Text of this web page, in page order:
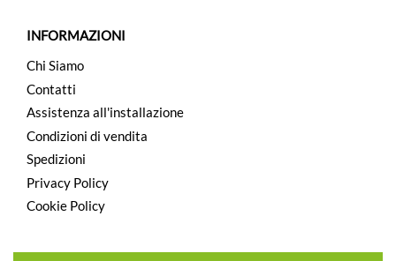
INFORMAZIONI
Chi Siamo
Contatti
Assistenza all'installazione
Condizioni di vendita
Spedizioni
Privacy Policy
Cookie Policy